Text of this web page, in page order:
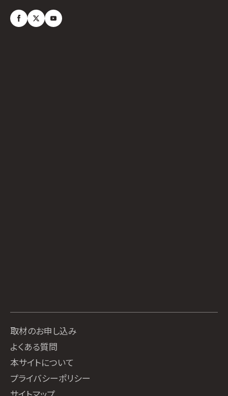
取材のお申し込み
よくある質問
本サイトについて
プライバシーポリシー